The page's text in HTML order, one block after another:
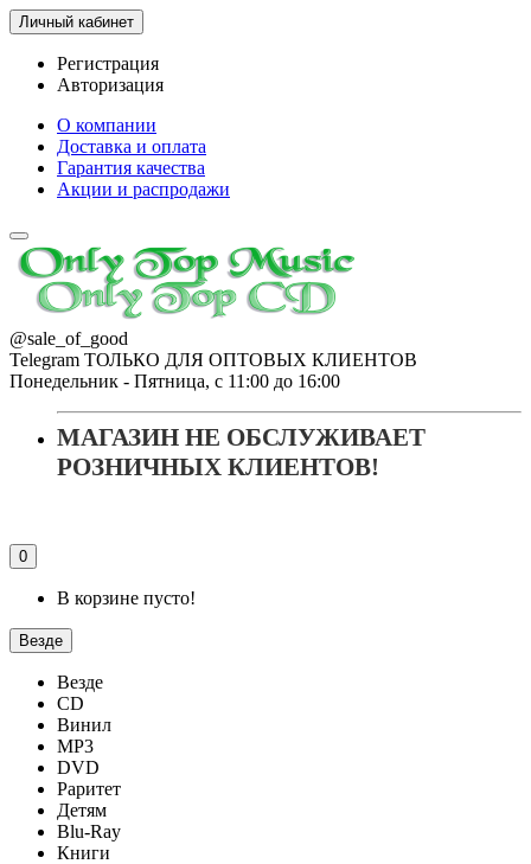
Личный кабинет
Регистрация
Авторизация
О компании
Доставка и оплата
Гарантия качества
Акции и распродажи
@sale_of_good
Telegram ТОЛЬКО ДЛЯ ОПТОВЫХ КЛИЕНТОВ
Понедельник - Пятница, с 11:00 до 16:00
МАГАЗИН НЕ ОБСЛУЖИВАЕТ
РОЗНИЧНЫХ КЛИЕНТОВ!
0
В корзине пусто!
Везде
Везде
CD
Винил
MP3
DVD
Раритет
Детям
Blu-Ray
Книги